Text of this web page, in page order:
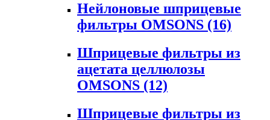
Нейлоновые шприцевые
фильтры OMSONS (16)
Шприцевые фильтры из
ацетата целлюлозы
OMSONS (12)
Шприцевые фильтры из